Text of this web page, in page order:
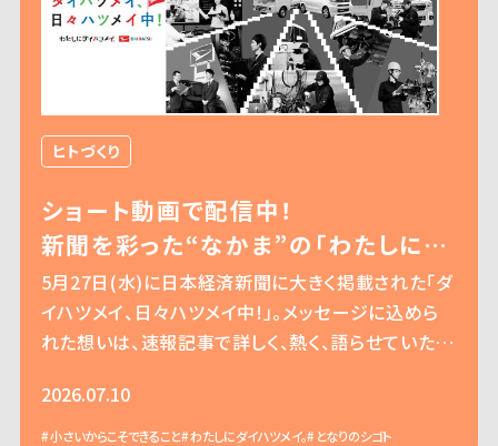
ヒトづくり
ショート動画で配信中！
新聞を彩った“なかま”の「わたしにダ
イハツメイ。」
5月27日(水)に日本経済新聞に大きく掲載された「ダ
イハツメイ、日々ハツメイ中!」。メッセージに込めら
れた想いは、速報記事で詳しく、熱く、語らせていただ
ハツメイになる。この記事では、新聞広告を彩ったな
かまたちの"ひとりひとりのダイハツメイ"をショート
2026.07.10
小さいからこそできること わたしにダイハツメイ。 となりのシゴト